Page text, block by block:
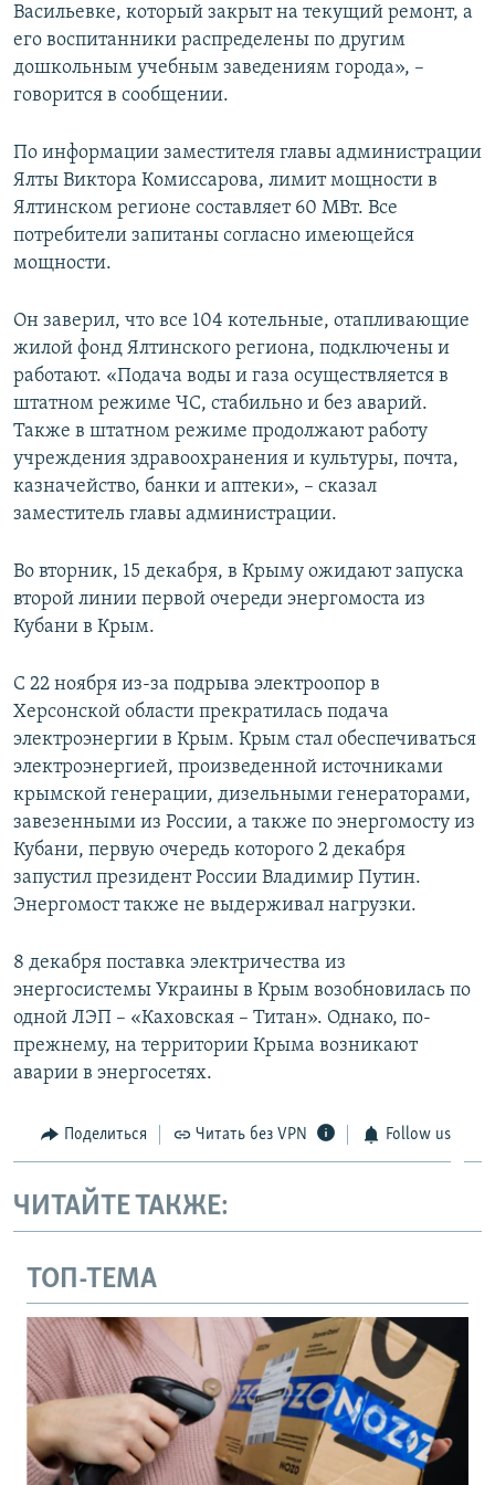
Все сайты RFE/RL
Васильевке, который закрыт на текущий ремонт, а
его воспитанники распределены по другим
дошкольным учебным заведениям города», –
говорится в сообщении.
По информации заместителя главы администрации
Ялты Виктора Комиссарова, лимит мощности в
Ялтинском регионе составляет 60 МВт. Все
потребители запитаны согласно имеющейся
мощности.
Он заверил, что все 104 котельные, отапливающие
жилой фонд Ялтинского региона, подключены и
работают. «Подача воды и газа осуществляется в
штатном режиме ЧС, стабильно и без аварий.
Также в штатном режиме продолжают работу
учреждения здравоохранения и культуры, почта,
казначейство, банки и аптеки», – сказал
заместитель главы администрации.
Во вторник, 15 декабря, в Крыму ожидают запуска
второй линии первой очереди энергомоста из
Кубани в Крым.
С 22 ноября из-за подрыва электроопор в
Херсонской области прекратилась подача
электроэнергии в Крым. Крым стал обеспечиваться
электроэнергией, произведенной источниками
крымской генерации, дизельными генераторами,
завезенными из России, а также по энергомосту из
Кубани, первую очередь которого 2 декабря
запустил президент России Владимир Путин.
Энергомост также не выдерживал нагрузки.
8 декабря поставка электричества из
энергосистемы Украины в Крым возобновилась по
одной ЛЭП – «Каховская – Титан». Однако, по-
прежнему, на территории Крыма возникают
аварии в энергосетях.
Поделиться Читать без VPN Follow us
ЧИТАЙТЕ ТАКЖЕ:
ТОП-ТЕМА